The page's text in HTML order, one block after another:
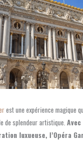
est une expérience magique
de splendeur artistique.
luxueuse, l’Opéra